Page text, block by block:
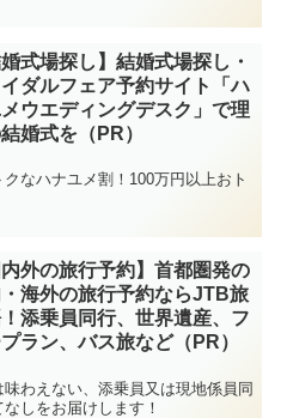
婚式場探し】結婚式場探し・
ダルフェア予約サイト「ハ
ウエディングデスク」で理
婚式を（PR）
なハナユメ割！100万円以上おト
内外の旅行予約】首都圏発の
・海外の旅行予約ならJTB旅
添乗員同行、世界遺産、フ
ラン、バス旅など（PR）
わえない、添乗員又は現地係員同
しをお届けします！